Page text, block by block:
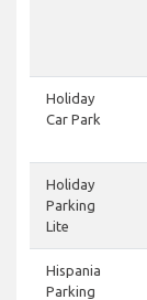
Holiday
Car Park
Holiday
Parking
Lite
Hispania
Parking